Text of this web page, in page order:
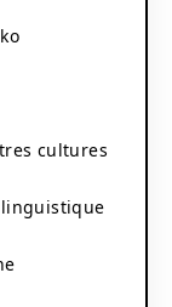
cultures